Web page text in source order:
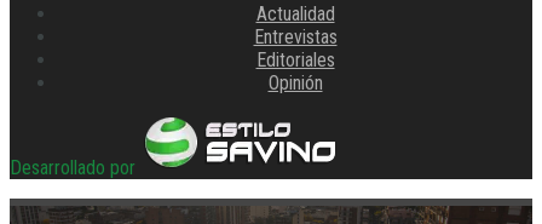
Actualidad
Entrevistas
Editoriales
Opinión
Desarrollado por